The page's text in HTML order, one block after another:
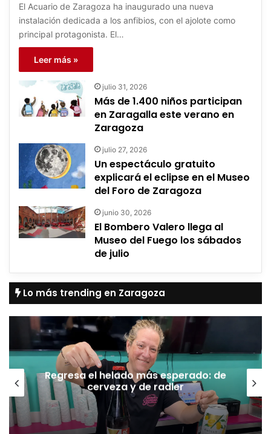
El Acuario de Zaragoza ha inaugurado una nueva
instalación dedicada a los anfibios, con el ajolote como
principal protagonista. El…
Leer más »
julio 31, 2026
Más de 1.400 niños participan
en Zaragalla este verano en
Zaragoza
julio 27, 2026
Un espectáculo gratuito
explicará el eclipse en el Museo
del Foro de Zaragoza
junio 30, 2026
El Bombero Valero llega al
Museo del Fuego los sábados
de julio
Lo más trending en Zaragoza
Regresa el helado más esperado: de
cerveza y de radler